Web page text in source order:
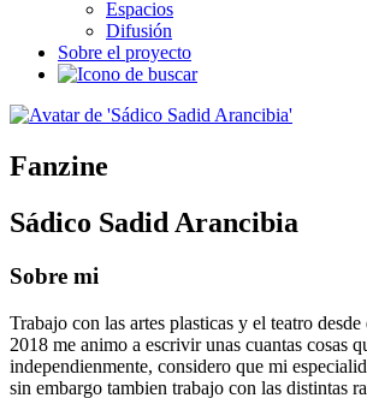
Espacios
Difusión
Sobre el proyecto
Fanzine
Sádico Sadid Arancibia
Sobre mi
Trabajo con las artes plasticas y el teatro
2018 me animo a escrivir unas cuantas cosas
independienmente, considero que mi
sin embargo tambien trabajo con las distintas